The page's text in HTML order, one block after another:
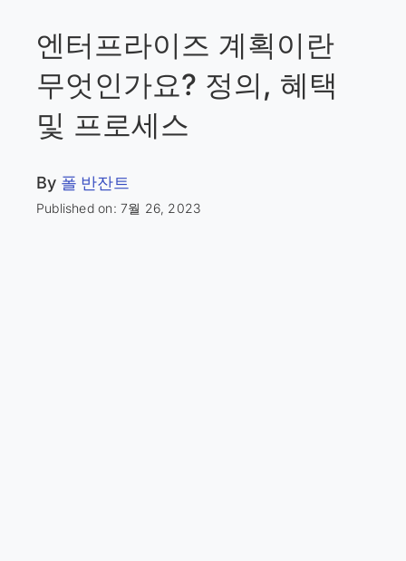
엔터프라이즈 계획이란
무엇인가요? 정의, 혜택
및 프로세스
By 폴 반잔트
Published on: 7월 26, 2023